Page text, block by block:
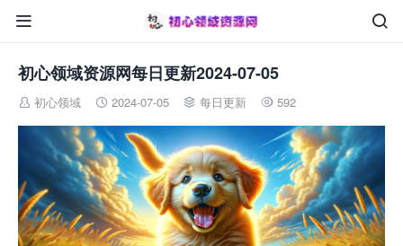


初心领域资源网每日更新2024-07-05
 初心领域  2024-07-05  每日更新  592